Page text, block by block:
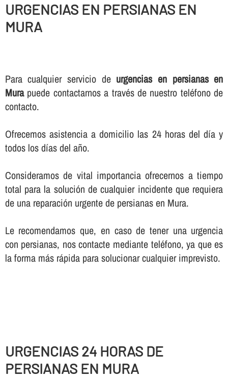
URGENCIAS EN PERSIANAS EN
MURA
Para cualquier servicio de urgencias en persianas en
Murapuede contactarnos a través de nuestro teléfono de
contacto.
Ofrecemos asistencia a domicilio las 24 horas del dí­a y
todos los dí­as del año.
Consideramos de vital importancia ofrecernos a tiempo
total para la solución de cualquier incidente que requiera
de una reparación urgente de persianas en Mura.
Le recomendamos que, en caso de tener una urgencia
con persianas, nos contacte mediante teléfono, ya que es
la forma más rápida para solucionar cualquier imprevisto.
URGENCIAS 24 HORAS DE
PERSIANAS EN MURA